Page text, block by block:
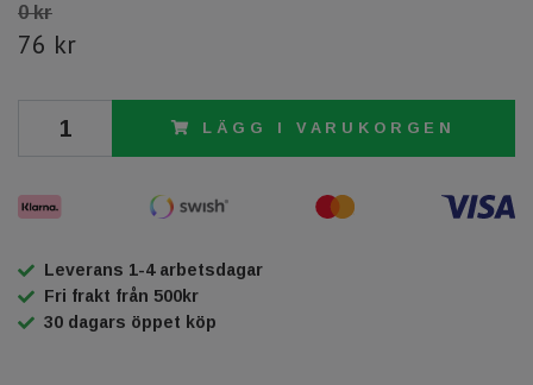
0 kr
76 kr
LÄGG I VARUKORGEN
Leverans 1-4 arbetsdagar
Fri frakt från 500kr
30 dagars öppet köp